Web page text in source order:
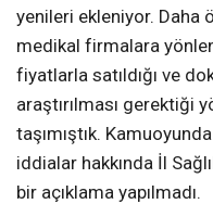
yenileri ekleniyor. Daha
medikal firmalara
fiyatlarla satıldığı ve
araştırılması gerektiği
taşımıştık.
iddialar hakkında İl
bir açıklama yapılmadı.